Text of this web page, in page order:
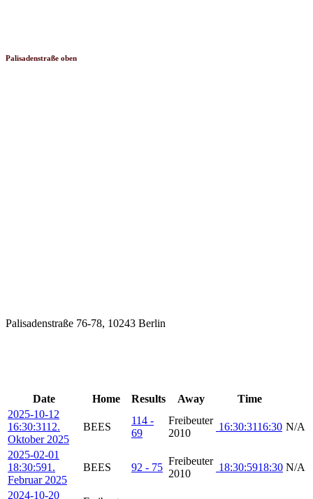
Palisadenstraße oben
Palisadenstraße 76-78, 10243 Berlin
Date Home Results Away
Time
2025-10-12
16:30:3112.
Oktober 2025
BEES
114 -
69
Freibeuter
2010
16:30:3116:30 N/A
2025-02-01
18:30:591.
Februar 2025
BEES 92 - 75
Freibeuter
2010
18:30:5918:30 N/A
2024-10-20